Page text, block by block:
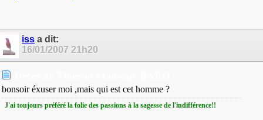
iss a dit:
16/01/2007 21h20
bonsoir éxuser moi ,mais qui est cet homme ?
J'ai toujours préféré la folie des passions à la sagesse de l'indifférence!!